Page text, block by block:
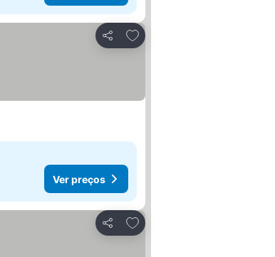
Partilhar
Adicionar aos favoritos
Ver preços
Partilhar
Adicionar aos favoritos